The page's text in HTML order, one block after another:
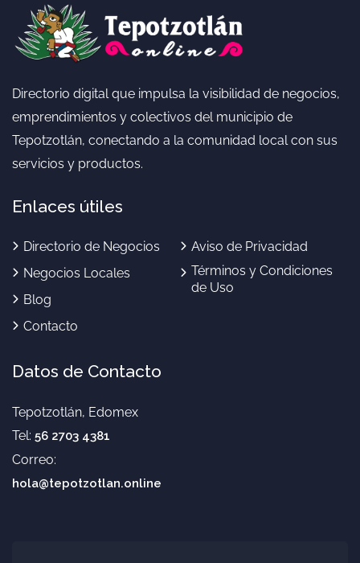
Directorio digital que impulsa la visibilidad de negocios,
emprendimientos y colectivos del municipio de
Tepotzotlán, conectando a la comunidad local con sus
servicios y productos.
Enlaces útiles
Directorio de Negocios
Negocios Locales
Blog
Contacto
Aviso de Privacidad
Términos y Condiciones
de Uso
Datos de Contacto
Tepotzotlán, Edomex
Tel: 56 2703 4381
Correo:
hola@tepotzotlan.online